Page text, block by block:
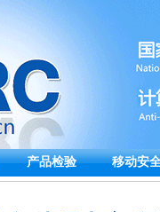
产品检验 移动安